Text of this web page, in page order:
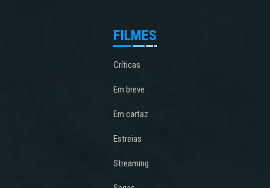
FILMES
Críticas
Em breve
Em cartaz
Estreias
Streaming